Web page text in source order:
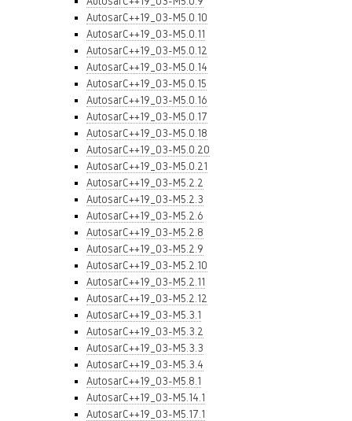
AutosarC++19_03-M5.0.10
AutosarC++19_03-M5.0.11
AutosarC++19_03-M5.0.12
AutosarC++19_03-M5.0.14
AutosarC++19_03-M5.0.15
AutosarC++19_03-M5.0.16
AutosarC++19_03-M5.0.17
AutosarC++19_03-M5.0.18
AutosarC++19_03-M5.0.20
AutosarC++19_03-M5.0.21
AutosarC++19_03-M5.2.2
AutosarC++19_03-M5.2.3
AutosarC++19_03-M5.2.6
AutosarC++19_03-M5.2.8
AutosarC++19_03-M5.2.9
AutosarC++19_03-M5.2.10
AutosarC++19_03-M5.2.11
AutosarC++19_03-M5.2.12
AutosarC++19_03-M5.3.1
AutosarC++19_03-M5.3.2
AutosarC++19_03-M5.3.3
AutosarC++19_03-M5.3.4
AutosarC++19_03-M5.8.1
AutosarC++19_03-M5.14.1
AutosarC++19_03-M5.17.1